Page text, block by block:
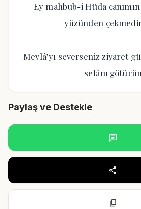
Ey mahbub-i Hüda canımın
yüzünden
Mevlâ’yı severseniz ziyaret
selâm götürün
Paylaş ve Destekle
chat
share
content_copy